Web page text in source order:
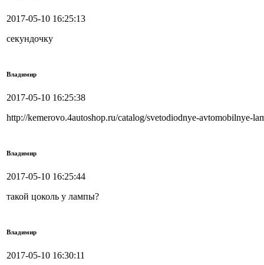
2017-05-10 16:25:13
секундочку
Владимир
2017-05-10 16:25:38
http://kemerovo.4autoshop.ru/catalog/svetodiodnye-avtomobilnye-
Владимир
2017-05-10 16:25:44
такой цоколь у лампы?
Владимир
2017-05-10 16:30:11